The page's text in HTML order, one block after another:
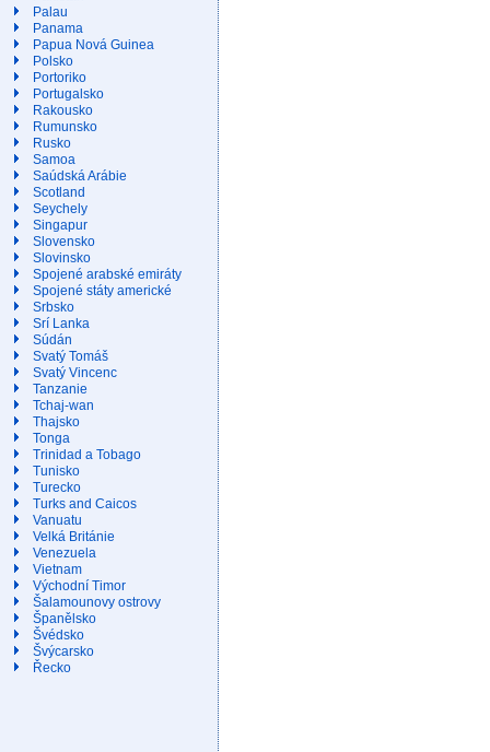
Palau
Panama
Papua Nová Guinea
Polsko
Portoriko
Portugalsko
Rakousko
Rumunsko
Rusko
Samoa
Saúdská Arábie
Scotland
Seychely
Singapur
Slovensko
Slovinsko
Spojené arabské emiráty
Spojené státy americké
Srbsko
Srí Lanka
Súdán
Svatý Tomáš
Svatý Vincenc
Tanzanie
Tchaj-wan
Thajsko
Tonga
Trinidad a Tobago
Tunisko
Turecko
Turks and Caicos
Vanuatu
Velká Británie
Venezuela
Vietnam
Východní Timor
Šalamounovy ostrovy
Španělsko
Švédsko
Švýcarsko
Řecko